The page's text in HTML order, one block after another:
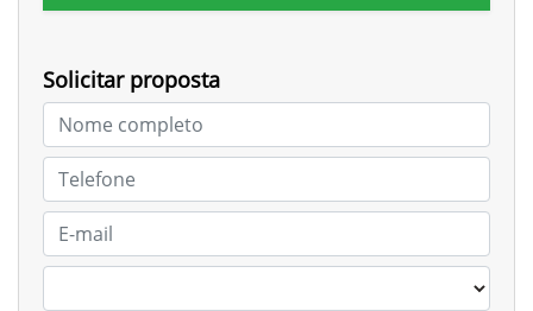
Solicitar proposta